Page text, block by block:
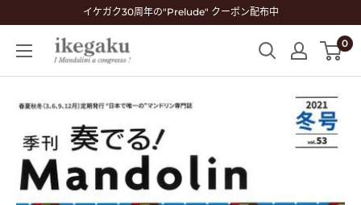
ン
イケガク30周年の"Prelude" クーポン配布中
Mandolin
&
Shop
ikegaku
0